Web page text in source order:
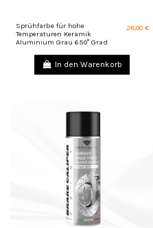
Sprühfarbe für hohe
Temperaturen Keramik
Aluminium Grau 650° Grad
28,00 €
In den Warenkorb